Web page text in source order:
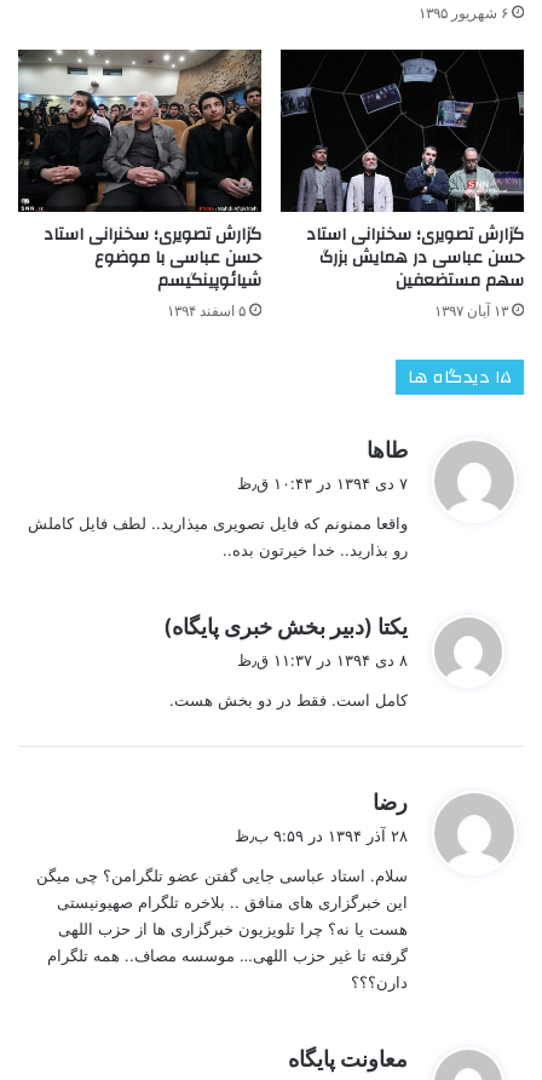
۶ شهریور ۱۳۹۵
گزارش تصویری؛ سخنرانی استاد
حسن عباسی در همایش بزرگ
سهم مستضعفین
۱۳ آبان ۱۳۹۷
گزارش تصویری؛ سخنرانی استاد
حسن عباسی با موضوع
شیائوپینگیسم
۵ اسفند ۱۳۹۴
‫۱۵ دیدگاه ها
طاها
:
۷ دی ۱۳۹۴ در ۱۰:۴۳ ق٫ظ
واقعا ممنونم که فایل تصویری میذارید.. لطف فایل کاملش
رو بذارید.. خدا خیرتون بده..
یکتا (دبیر بخش خبری پایگاه)
۸ دی ۱۳۹۴ در ۱۱:۳۷ ق٫ظ
کامل است. فقط در دو بخش هست.
رضا
:
۲۸ آذر ۱۳۹۴ در ۹:۵۹ ب٫ظ
سلام. استاد عباسی جایی گفتن عضو تلگرامن؟ چی میگن
این خبرگزاری های منافق .. بلاخره تلگرام صهیونیستی
هست یا نه؟ چرا تلویزیون خبرگزاری ها از حزب اللهی
گرفته تا غیر حزب اللهی… موسسه مصاف.. همه تلگرام
دارن؟؟؟
معاونت پایگاه